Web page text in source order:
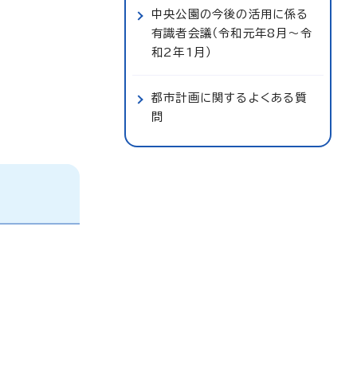
中央公園の今後の活用に係る
有識者会議（令和元年8月～令
和2年1月）
都市計画に関するよくある質
問